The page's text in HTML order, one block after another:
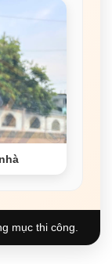
mục thi công.